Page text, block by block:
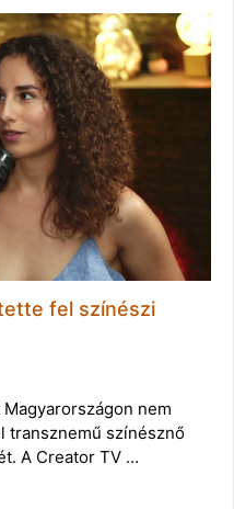
fel színészi
nem
transznemű színésznő
A Creator TV …